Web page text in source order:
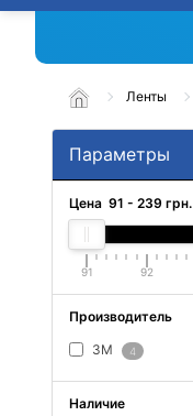
Ленты
Параметры
Цена 91 - 239 грн.
91 92
Производитель
3M 4
Наличие